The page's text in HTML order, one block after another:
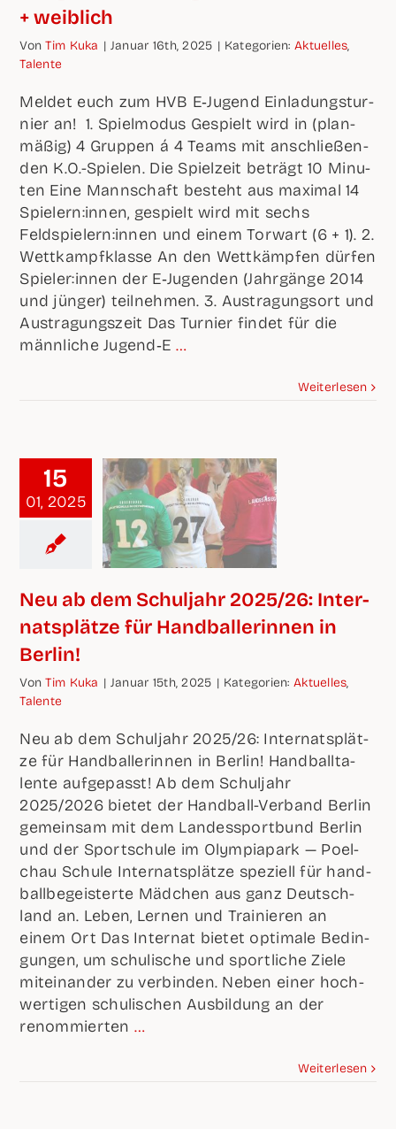
+ weiblich
VonTim Kuka | Janu­ar 16th, 2025 | Kate­go­rien:Aktu­el­les,
Talen­te
Mel­det euch zum HVB E‑Jugend Ein­la­dungs­tur­
nier an! 1. Spiel­mo­dus Gespielt wird in (plan­
mä­ßig) 4 Grup­pen á 4 Teams mit anschlie­ßen­
den K.O.-Spielen. Die Spiel­zeit beträgt 10 Minu­
ten Eine Mann­schaft besteht aus maxi­mal 14
Spielern:innen, gespielt wird mit sechs
Feldspielern:innen und einem Tor­wart (6 + 1). 2.
Wett­kampf­klas­se An den Wett­kämp­fen dür­fen
Spieler:innen der E‑Jugenden (Jahr­gän­ge 2014
und jün­ger) teil­neh­men. 3. Aus­tra­gungs­ort und
Aus­tra­gungs­zeit Das Tur­nier fin­det für die
männ­li­che Jugend‑E …
Wei­ter­le­sen
15
01, 2025
Neu ab dem Schul­jahr 2025/26: Inter­
nats­plät­ze für Hand­bal­le­rin­nen in
Berlin!
VonTim Kuka | Janu­ar 15th, 2025 | Kate­go­rien:Aktu­el­les,
Talen­te
Neu ab dem Schul­jahr 2025/26: Inter­nats­plät­
ze für Hand­bal­le­rin­nen in Ber­lin! Hand­ball­ta­
len­te auf­ge­passt! Ab dem Schul­jahr
2025/2026 bie­tet der Hand­ball-Ver­band Ber­lin
gemein­sam mit dem Lan­des­sport­bund Ber­lin
und der Sport­schu­le im Olym­pia­park — Poel­
chau Schu­le Inter­nats­plät­ze spe­zi­ell für hand­
ball­be­geis­ter­te Mäd­chen aus ganz Deutsch­
land an. Leben, Ler­nen und Trai­nie­ren an
einem Ort Das Inter­nat bie­tet opti­ma­le Bedin­
gun­gen, um schu­li­sche und sport­li­che Zie­le
mit­ein­an­der zu ver­bin­den. Neben einer hoch­
wer­ti­gen schu­li­schen Aus­bil­dung an der
renom­mier­ten …
Wei­ter­le­sen